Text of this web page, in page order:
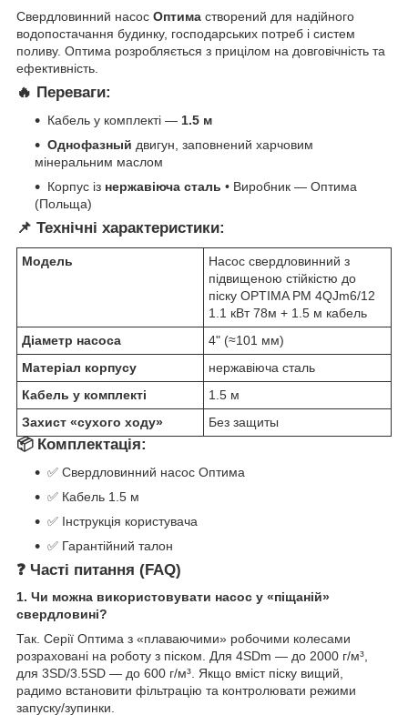
Свердловинний насос Оптима створений для надійного
водопостачання будинку, господарських потреб і систем
поливу. Оптима розробляється з прицілом на довговічність та
ефективність.
🔥 Переваги:
Кабель у комплекті — 1.5 м
Однофазный двигун, заповнений харчовим
мінеральним маслом
Корпус із нержавіюча сталь • Виробник — Оптима
(Польща)
📌 Технічні характеристики:
Модель
Насос свердловинний з
підвищеною стійкістю до
піску OPTIMA PM 4QJm6/12
1.1 кВт 78м + 1.5 м кабель
Діаметр насоса
4" (≈101 мм)
Матеріал корпусу
нержавіюча сталь
Кабель у комплекті
1.5 м
Захист «сухого ходу»
Без защиты
📦 Комплектація:
✅ Свердловинний насос Оптима
✅ Кабель 1.5 м
✅ Інструкція користувача
✅ Гарантійний талон
❓ Часті питання (FAQ)
1. Чи можна використовувати насос у «піщаній»
свердловині?
Так. Серії Оптима з «плаваючими» робочими колесами
розраховані на роботу з піском. Для 4SDm — до 2000 г/м³,
для 3SD/3.5SD — до 600 г/м³. Якщо вміст піску вищий,
радимо встановити фільтрацію та контролювати режими
запуску/зупинки.